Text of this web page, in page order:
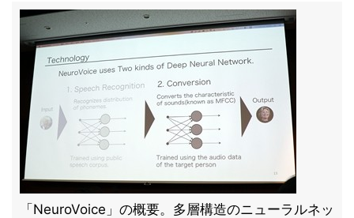
「NeuroVoice」の概要。多層構造のニューラルネッ